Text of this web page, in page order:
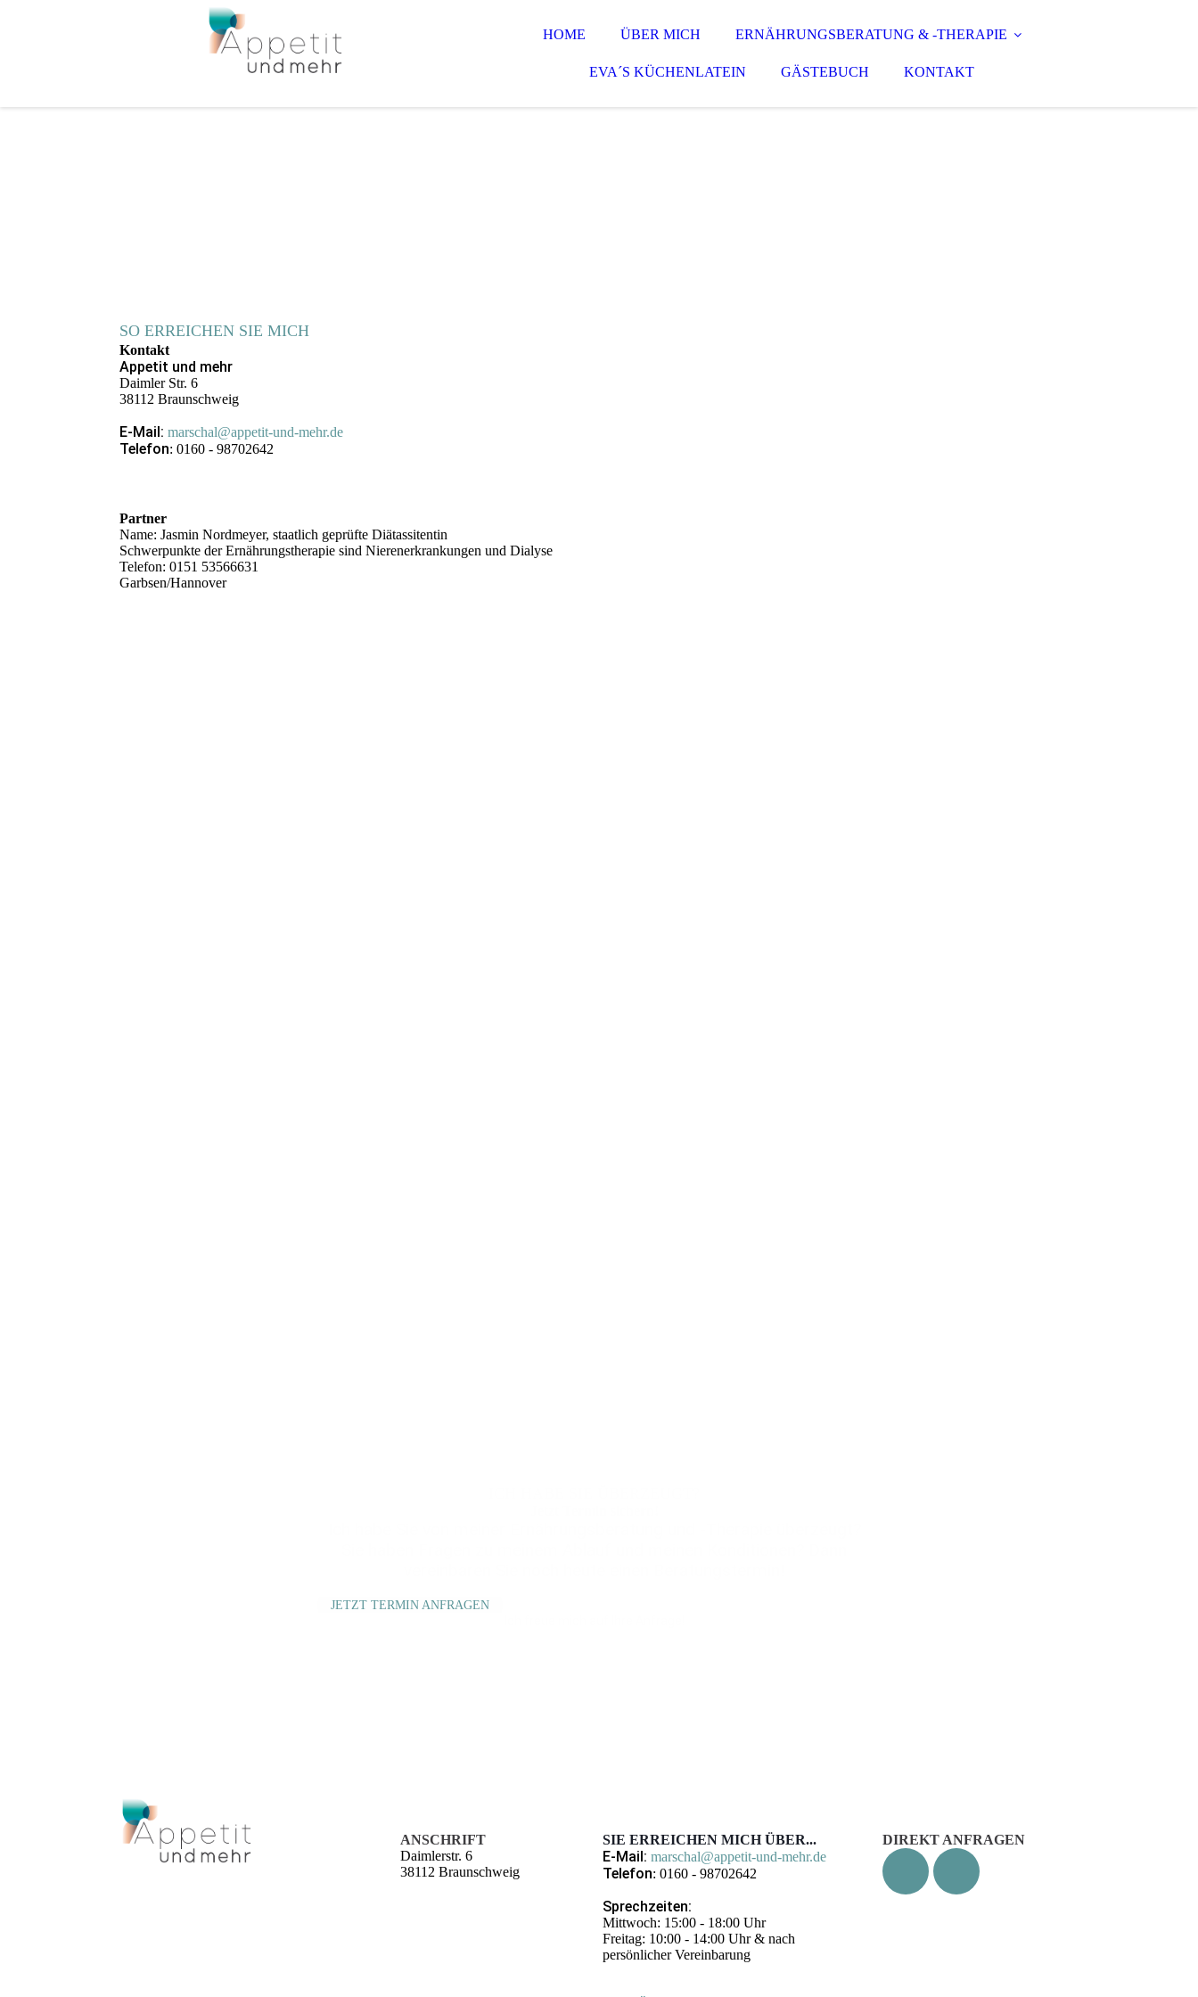
HOME ÜBER MICH ERNÄHRUNGS­BERATUNG & -THERAPIE
EVA´S KÜCHENLATEIN GÄSTEBUCH KONTAKT
SO ERREICHEN SIE MICH
Kontakt
Appetit und mehr
Daimler Str. 6
38112 Braunschweig
E-Mail:marschal@appetit-und-mehr.de
Telefon: 0160 - 98702642
Partner
Name: Jasmin Nordmeyer, staatlich geprüfte Diätassitentin
Schwerpunkte der Ernährungstherapie sind Nierenerkrankungen und Dialyse
Telefon: 0151 53566631
Garbsen/Hannover
JETZT TERMIN ANFRAGEN
ANSCHRIFT
Daimlerstr. 6
38112 Braunschweig
SIE ERREICHEN MICH ÜBER...
E-Mail: marschal@appetit-und-mehr.de
Telefon: 0160 - 98702642
Sprechzeiten:
Mittwoch: 15:00 - 18:00 Uhr
Freitag: 10:00 - 14:00 Uhr & nach
persönlicher Vereinbarung
DIREKT ANFRAGEN